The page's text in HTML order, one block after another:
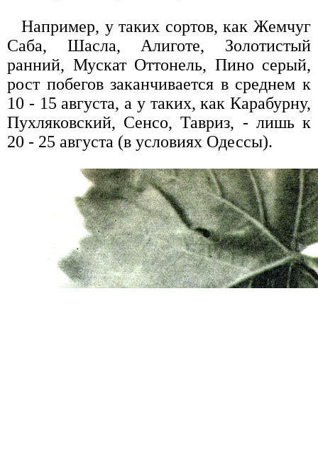
Например, у таких сортов, как Жемчуг
Саба, Шасла, Алиготе, Золотистый
ранний, Мускат Оттонель, Пино серый,
рост побегов заканчивается в среднем к
10 - 15 августа, а у таких, как Карабурну,
Пухляковский, Сенсо, Тавриз, - лишь к
20 - 25 августа (в условиях Одессы).